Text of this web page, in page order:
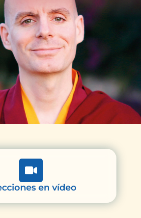
en vídeo